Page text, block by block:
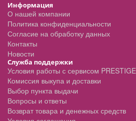
Информация
О нашей компании
Политика конфиденциальности
Согласие на обработку данных
Контакты
Новости
Служба поддержки
Условия работы с сервисом
Комиссия выкупа и доставки
Выбор пункта выдачи
Вопросы и ответы
Возврат товара и денежных средств